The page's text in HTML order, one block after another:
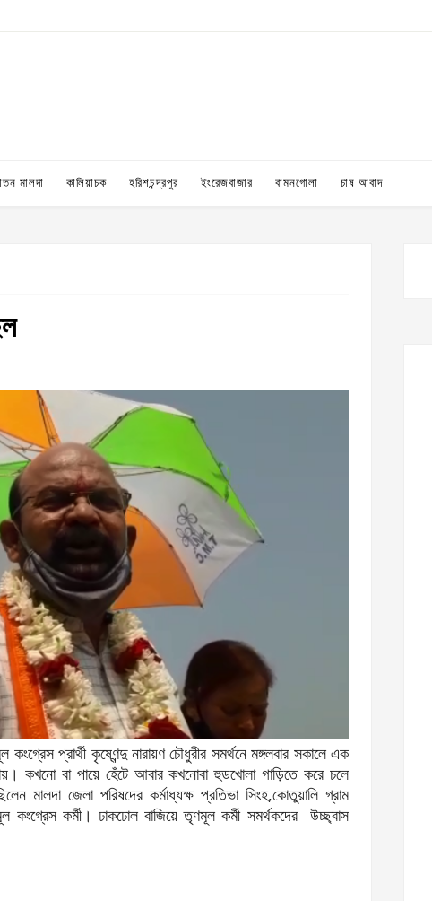
মালদা কালিয়াচক হরিশচন্দ্রপুর ইংরেজবাজার বামনগোলা চাষ আবাদ
কংগ্রেস প্রার্থী কৃষ্ণেন্দু নারায়ণ চৌধুরীর সমর্থনে মঙ্গলবার সকালে এক
কখনো বা পায়ে হেঁটে আবার কখনোবা হুডখোলা গাড়িতে করে চলে
মালদা জেলা পরিষদের কর্মাধ্যক্ষ প্রতিভা সিংহ,কোতুয়ালি গ্রাম
কর্মী। ঢাকঢোল বাজিয়ে তৃণমূল কর্মী সমর্থকদের উচ্ছ্বাস